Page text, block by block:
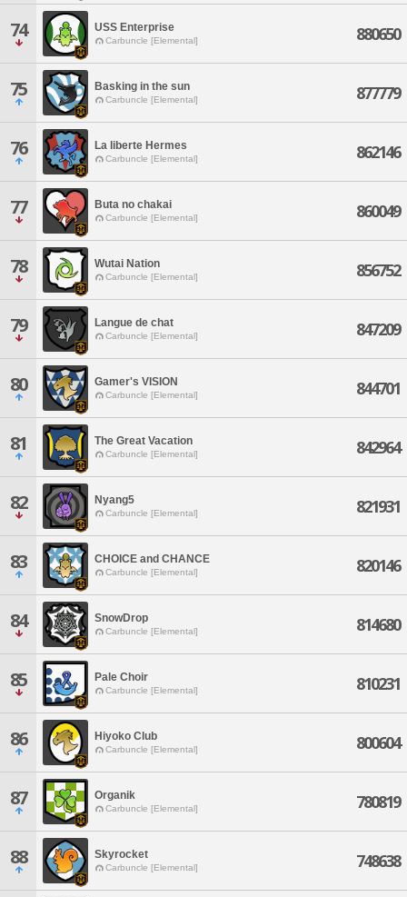
74 USS Enterprise
Carbuncle [Elemental] 880650
75 Basking in the sun
Carbuncle [Elemental] 877779
76 La liberte Hermes
Carbuncle [Elemental] 862146
77 Buta no chakai
Carbuncle [Elemental] 860049
78 Wutai Nation
Carbuncle [Elemental] 856752
79 Langue de chat
Carbuncle [Elemental] 847209
80 Gamer's VISION
Carbuncle [Elemental] 844701
81 The Great Vacation
Carbuncle [Elemental] 842964
82 Nyang5
Carbuncle [Elemental] 821931
83 CHOICE and CHANCE
Carbuncle [Elemental] 820146
84 SnowDrop
Carbuncle [Elemental] 814680
85 Pale Choir
Carbuncle [Elemental] 810231
86 Hiyoko Club
Carbuncle [Elemental] 800604
87 Organik
Carbuncle [Elemental] 780819
88 Skyrocket
Carbuncle [Elemental] 748638